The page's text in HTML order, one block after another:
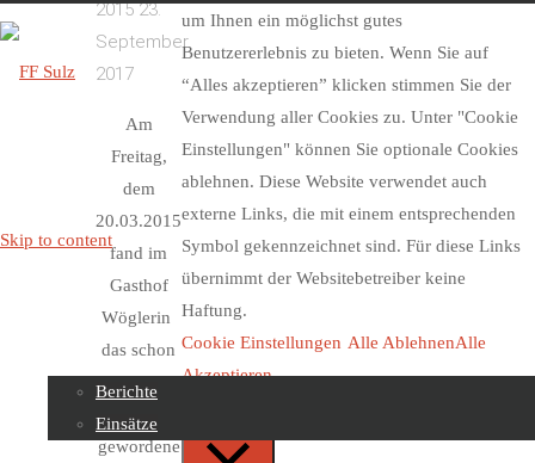
Skip to content
Beiträge
Berichte
Einsätze
201523.
September
2017
Am
Freitag,
dem
20.03.2015
fand im
Gasthof
Wöglerin
das schon
zur
Tradition
gewordene
um Ihnen ein möglichst gutes
Benutzererlebnis zu bieten. Wenn Sie auf
“Alles akzeptieren” klicken stimmen Sie der
Verwendung aller Cookies zu. Unter "Cookie
Einstellungen" können Sie optionale Cookies
ablehnen. Diese Website verwendet auch
externe Links, die mit einem entsprechenden
Symbol gekennzeichnet sind. Für diese Links
übernimmt der Websitebetreiber keine
Haftung.
Cookie Einstellungen Alle AblehnenAlle
Akzeptieren